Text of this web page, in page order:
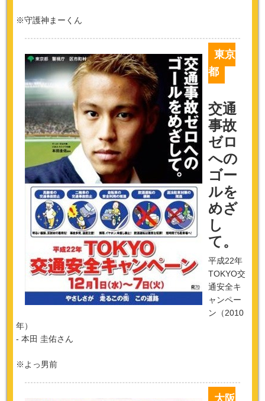
※守護神まーくん
東京
都
交通
事故
ゼロ
への
ゴー
ルを
めざ
し
て。
平成22年
TOKYO交
通安全キ
ャンペー
ン（2010
年）
- 本田 圭佑さん
※よっ男前
大阪